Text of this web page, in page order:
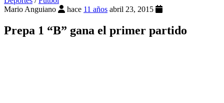
Mario Anguiano
hace 11 años abril 23, 2015
Prepa 1 “B” gana el primer partido